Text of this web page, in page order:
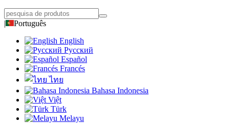
|
Português
English
Русский
Español
Francés
ไทย
Bahasa Indonesia
Việt
Türk
Melayu